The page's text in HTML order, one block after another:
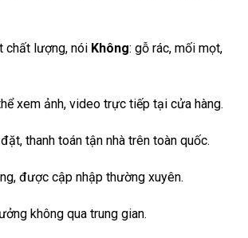
chất lượng, nói Không: gỗ rác, mối mọt,
xem ảnh, video trực tiếp tại cửa hàng.
thanh toán tận nhà trên toàn quốc.
được cập nhập thường xuyên.
không qua trung gian.